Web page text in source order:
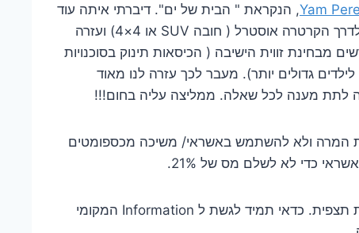
Yam, הנקראת " הבית של ים". דיברתי איתה עוד
מהארץ והיא עזרה לנו להשכיר רכב טוב שמתאים לדרך הקרטרה אוסטרל ( חובה SUV או 4×4) ועזרה
כיסא תינוק טוב ומתאים לתינוק בן 4 חודשים מבחינת זווית הישיבה ( הכיסאות תינוק בסוכנויות
גדולים יותר). מעבר לכך עזרה לנו מאוד
לתת מענה לכל שאלה. ממליצה עליה בחום!!!
המרה ולא להשתמש באשראי/ משיכה מכספומטים
כדי לא לשלם מס של 21%.
* בכל מקום יש המון מסלולי הליכה, טרקים ונקודות תצפית. כדאי תמיד לגשת ל Information המקומי